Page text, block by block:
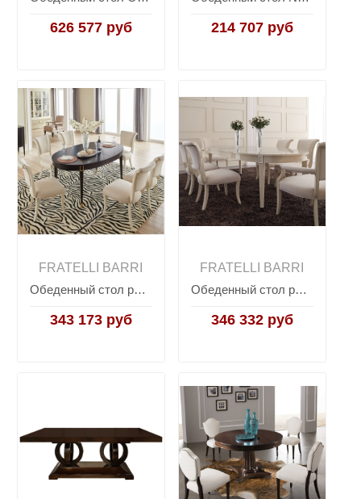
626 577 руб 214 707 руб
FRATELLI BARRI
Обеденный стол раздвижной MODENA, FRATELLI BARRI
343 173 руб
FRATELLI BARRI
Обеденный стол раздвижной MODENA, FRATELLI BARRI
346 332 руб